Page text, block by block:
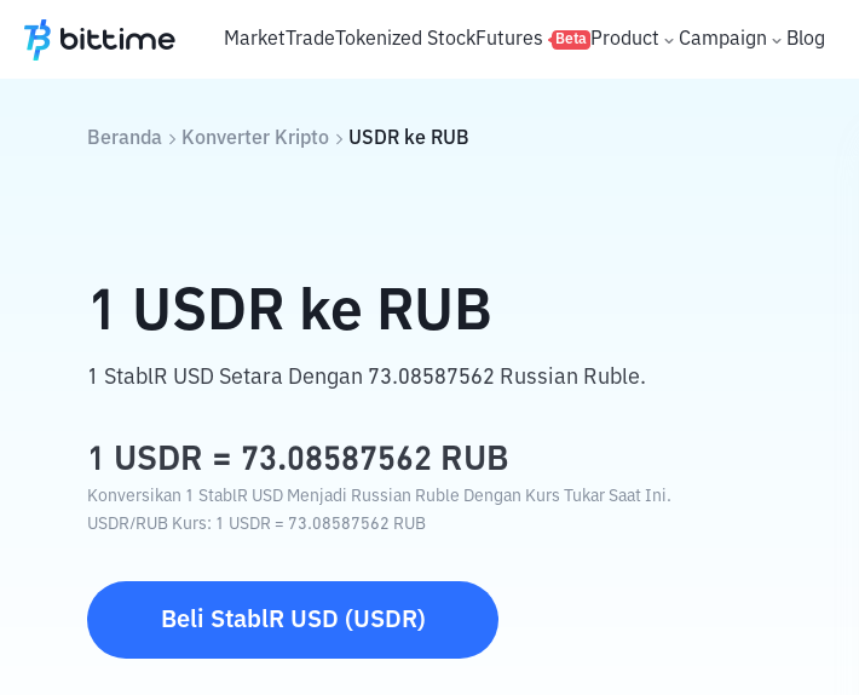
MarketTradeTokenized StockFutures Beta Product Campaign Blog
Beranda Konverter Kripto USDR ke RUB
1 USDR ke RUB
1 StablR USD Setara Dengan 73.08587562 Russian Ruble.
1 USDR = 73.08587562 RUB
Konversikan 1 StablR USD Menjadi Russian Ruble Dengan Kurs Tukar Saat Ini.
USDR/RUB Kurs: 1 USDR = 73.08587562 RUB
Beli StablR USD (USDR)